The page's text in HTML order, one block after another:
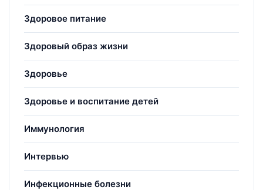
Здоровое питание
Здоровый образ жизни
Здоровье
Здоровье и воспитание детей
Иммунология
Интервью
Инфекционные болезни